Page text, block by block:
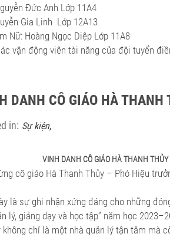
Đức Anh Lớp 11A4
Gia Linh Lớp 12A13
Nữ: Hoàng Ngọc Diệp Lớp 11A8
vận động viên tài năng của đội tuyển
DANH CÔ GIÁO HÀ THANH
in: Sự kiện,
VINH DANH CÔ GIÁO HÀ THANH
cô giáo Hà Thanh Thủy – Phó Hiệu
là sự ghi nhận xứng đáng cho những
lý, giảng dạy và học tập” năm học
không chỉ là một nhà quản lý tận tâm mà